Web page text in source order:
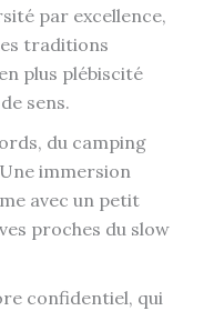
par excellence,
traditions
plus plébiscité
sens.
du camping
immersion
avec un petit
proches du slow
confidentiel, qui